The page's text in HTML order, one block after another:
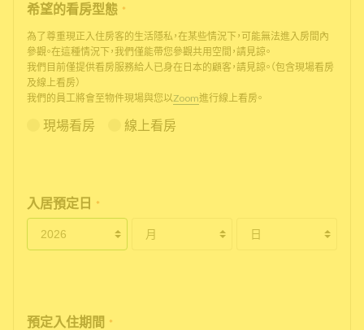
希望的看房型態 *
為了尊重現正入住房客的生活隱私，在某些情況下，可能無法進入房間內
參觀。在這種情況下，我們僅能帶您參觀共用空間，請見諒。
我們目前僅提供看房服務給人已身在日本的顧客，請見諒。（包含現場看房
及線上看房）
我們的員工將會至物件現場與您以Zoom進行線上看房。
現場看房 線上看房
入居預定日 *
預定入住期間 *